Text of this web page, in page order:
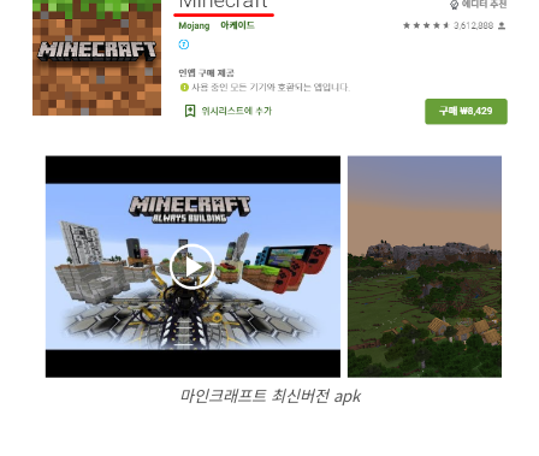
마인크래프트 최신버전 apk